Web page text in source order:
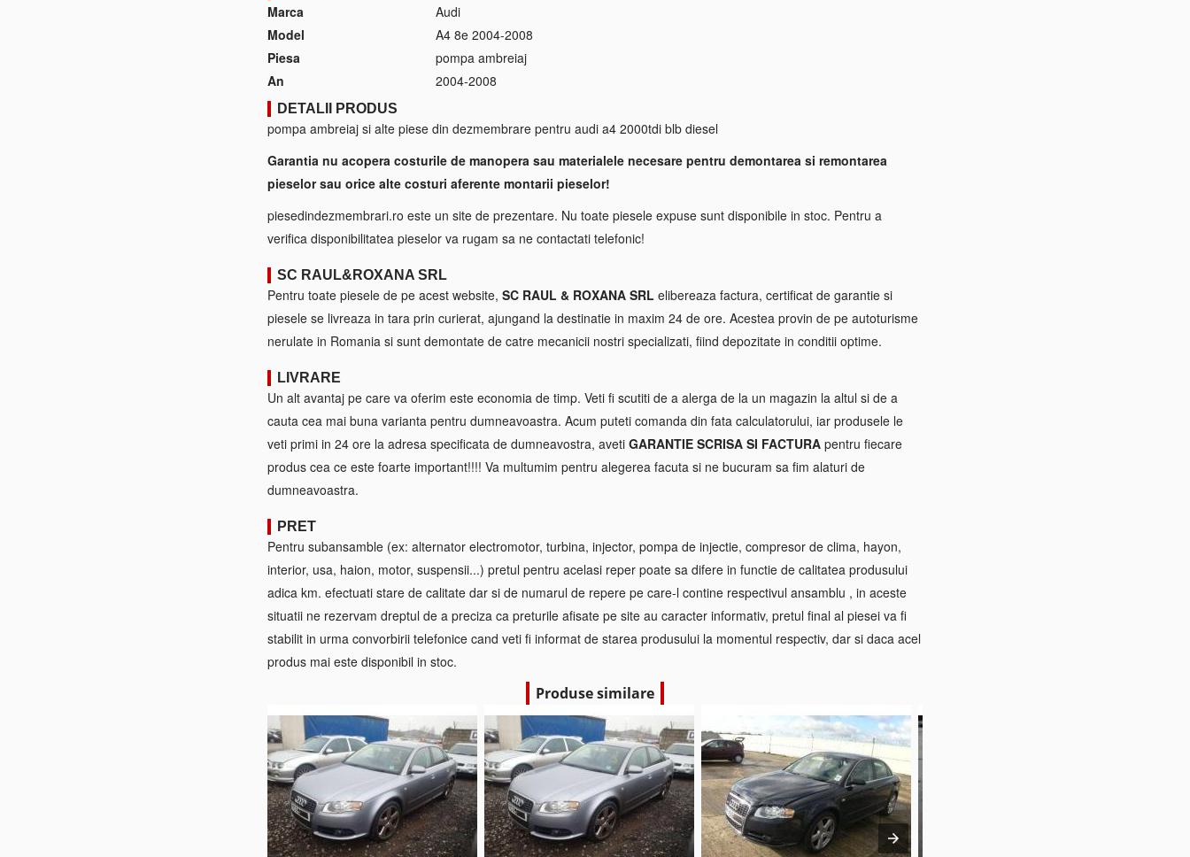
Marca
Audi
Model
A4 8e 2004-2008
Piesa
pompa ambreiaj
An
2004-2008
DETALII PRODUS
pompa ambreiaj si alte piese din dezmembrare pentru audi a4 2000tdi blb diesel
Garantia nu acopera costurile de manopera sau materialele necesare pentru demontarea si remontarea
pieselor sau orice alte costuri aferente montarii pieselor!
piesedindezmembrari.ro este un site de prezentare. Nu toate piesele expuse sunt disponibile in stoc. Pentru a
verifica disponibilitatea pieselor va rugam sa ne contactati telefonic!
SC RAUL&ROXANA SRL
Pentru toate piesele de pe acest website, SC RAUL & ROXANA SRL elibereaza factura, certificat de garantie si
piesele se livreaza in tara prin curierat, ajungand la destinatie in maxim 24 de ore. Acestea provin de pe autoturisme
nerulate in Romania si sunt demontate de catre mecanicii nostri specializati, fiind depozitate in conditii optime.
LIVRARE
Un alt avantaj pe care va oferim este economia de timp. Veti fi scutiti de a alerga de la un magazin la altul si de a
cauta cea mai buna varianta pentru dumneavoastra. Acum puteti comanda din fata calculatorului, iar produsele le
veti primi in 24 ore la adresa specificata de dumneavostra, aveti GARANTIE SCRISA SI FACTURA pentru fiecare
produs cea ce este foarte important!!!! Va multumim pentru alegerea facuta si ne bucuram sa fim alaturi de
dumneavoastra.
PRET
Pentru subansamble (ex: alternator electromotor, turbina, injector, pompa de injectie, compresor de clima, hayon,
interior, usa, haion, motor, suspensii...) pretul pentru acelasi reper poate sa difere in functie de calitatea produsului
adica km. efectuati stare de calitate dar si de numarul de repere pe care-l contine respectivul ansamblu , in aceste
situatii ne rezervam dreptul de a preciza ca preturile afisate pe site au caracter informativ, pretul final al piesei va fi
stabilit in urma convorbirii telefonice cand veti fi informat de starea produsului la momentul respectiv, dar si daca acel
produs mai este disponibil in stoc.
Produse similare